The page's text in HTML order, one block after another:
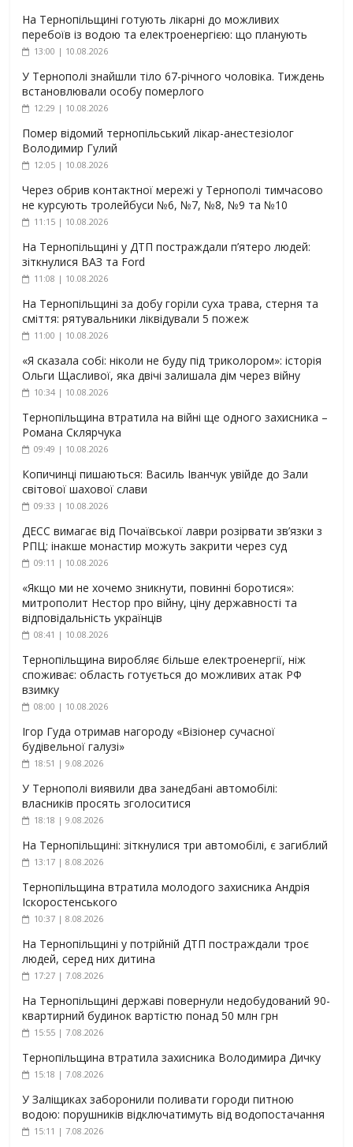
На Тернопільщині готують лікарні до можливих
перебоїв із водою та електроенергією: що планують
13:00 | 10.08.2026
У Тернополі знайшли тіло 67-річного чоловіка. Тиждень
встановлювали особу померлого
12:29 | 10.08.2026
Помер відомий тернопільський лікар-анестезіолог
Володимир Гулий
12:05 | 10.08.2026
Через обрив контактної мережі у Тернополі тимчасово
не курсують тролейбуси №6, №7, №8, №9 та №10
11:15 | 10.08.2026
На Тернопільщині у ДТП постраждали п’ятеро людей:
зіткнулися ВАЗ та Ford
11:08 | 10.08.2026
На Тернопільщині за добу горіли суха трава, стерня та
сміття: рятувальники ліквідували 5 пожеж
11:00 | 10.08.2026
«Я сказала собі: ніколи не буду під триколором»: історія
Ольги Щасливої, яка двічі залишала дім через війну
10:34 | 10.08.2026
Тернопільщина втратила на війні ще одного захисника –
Романа Склярчука
09:49 | 10.08.2026
Копичинці пишаються: Василь Іванчук увійде до Зали
світової шахової слави
09:33 | 10.08.2026
ДЕСС вимагає від Почаївської лаври розірвати зв’язки з
РПЦ: інакше монастир можуть закрити через суд
09:11 | 10.08.2026
«Якщо ми не хочемо зникнути, повинні боротися»:
митрополит Нестор про війну, ціну державності та
відповідальність українців
08:41 | 10.08.2026
Тернопільщина виробляє більше електроенергії, ніж
споживає: область готується до можливих атак РФ
взимку
08:00 | 10.08.2026
Ігор Гуда отримав нагороду «Візіонер сучасної
будівельної галузі»
18:51 | 9.08.2026
У Тернополі виявили два занедбані автомобілі:
власників просять зголоситися
18:18 | 9.08.2026
На Тернопільщині: зіткнулися три автомобілі, є загиблий
13:17 | 8.08.2026
Тернопільщина втратила молодого захисника Андрія
Іскоростенського
10:37 | 8.08.2026
На Тернопільщині у потрійній ДТП постраждали троє
людей, серед них дитина
17:27 | 7.08.2026
На Тернопільщині державі повернули недобудований 90-
квартирний будинок вартістю понад 50 млн грн
15:55 | 7.08.2026
Тернопільщина втратила захисника Володимира Дичку
15:18 | 7.08.2026
У Заліщиках заборонили поливати городи питною
водою: порушників відключатимуть від водопостачання
15:11 | 7.08.2026